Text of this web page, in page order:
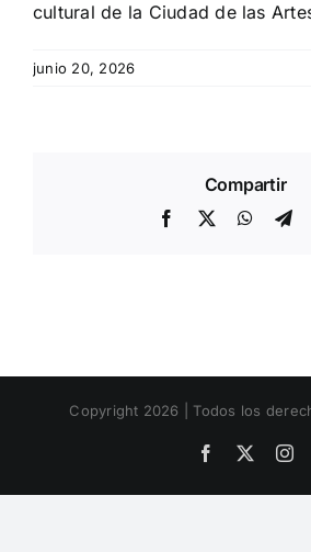
cultural de la Ciudad de las
junio 20, 2026
Compartir
Facebook
X
Copyright 2026 | Todos los
Facebook